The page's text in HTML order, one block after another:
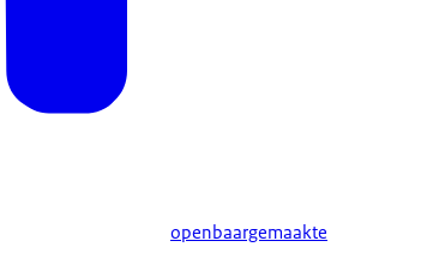
openbaargemaakte